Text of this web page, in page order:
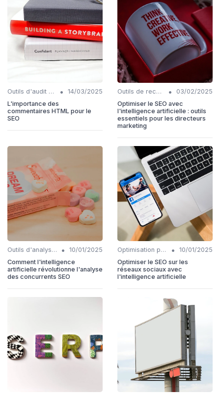
Outils d'audit technique SEO •
14/03/2025
L'importance des
commentaires HTML pour le
SEO
Outils de recherche de mots-clés IA •
03/02/2025
Optimiser le SEO avec
l'intelligence artificielle : outils
essentiels pour les directeurs
marketing
Outils d'analyse de backlinks IA •
10/01/2025
Comment l'intelligence
artificielle révolutionne l'analyse
des concurrents SEO
Optimisation pour la recherche vocale •
10/01/2025
Optimiser le SEO sur les
réseaux sociaux avec
l'intelligence artificielle